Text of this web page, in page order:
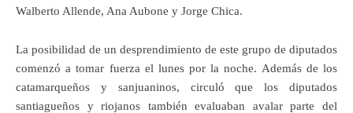
Walberto Allende, Ana Aubone y Jorge Chica.
La posibilidad de un desprendimiento de este grupo de diputados
comenzó a tomar fuerza el lunes por la noche. Además de los
catamarqueños y sanjuaninos, circuló que los diputados
santiagueños y riojanos también evaluaban avalar parte del